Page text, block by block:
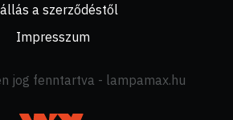
a szerződéstől
Impresszum
jog fenntartva - lampamax.hu